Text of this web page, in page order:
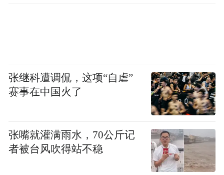
张继科遭调侃，这项“自虐”
赛事在中国火了
张嘴就灌满雨水，70公斤记
者被台风吹得站不稳